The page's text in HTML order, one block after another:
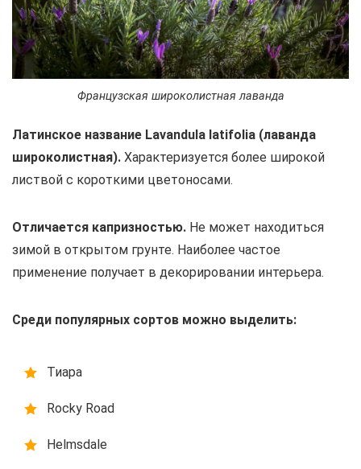
Французская широколистная лаванда
Латинское название Lavandula latifolia (лаванда
широколистная). Характеризуется более широкой
листвой с короткими цветоносами.
Отличается капризностью. Не может находиться
зимой в открытом грунте. Наиболее частое
применение получает в декорировании интерьера.
Среди популярных сортов можно выделить:
Тиара
Rocky Road
Helmsdale